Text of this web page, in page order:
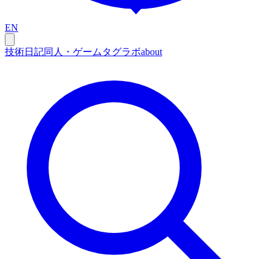
EN
技術日記同人・ゲーム タグラボabout